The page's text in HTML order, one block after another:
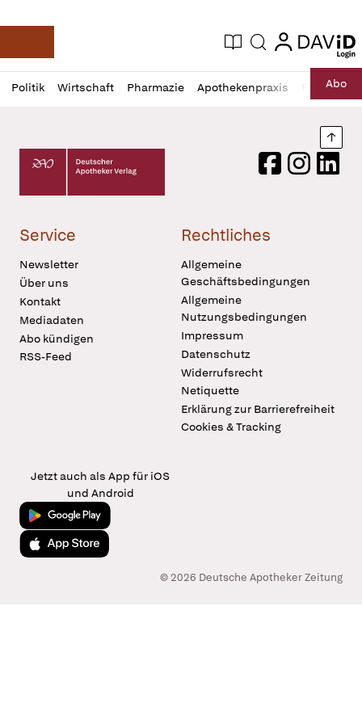
Deutsche Apotheker Zeitung
Aktuelle Ausgabe
Suche login
login
Politik Wirtschaft Pharmazie Apothekenpraxis RechtAbo
Profil
öffnen
Daz
Pur
Deutscher Apotheker Verlag Logo
FacebookInstagram
Service
Newsletter
Über uns
Kontakt
Mediadaten
Abo kündigen
RSS-Feed
Rechtliches
Allgemeine
Geschäftsbedingungen
Allgemeine
Nutzungsbedingungen
Impressum
Datenschutz
Widerrufsrecht
Netiquette
Erklärung zur Barrierefreiheit
Cookies & Tracking
Jetzt auch als App für iOS
und Android
Jetzt bei Google Play
Laden im App Store
© 2026 Deutsche Apotheker Zeitung